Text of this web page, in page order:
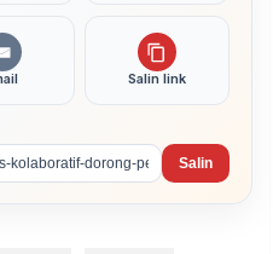
Salin link
Salin